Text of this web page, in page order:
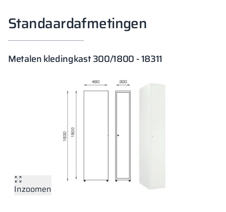
Standaardafmetingen
Metalen kledingkast 300/1800 - 18311
Inzoomen